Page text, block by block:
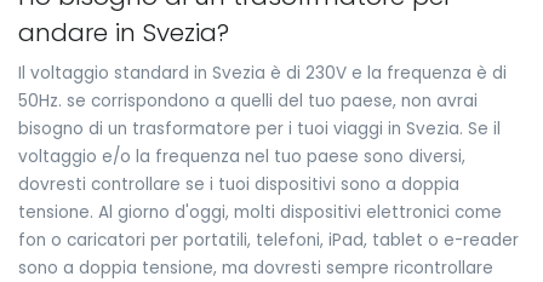
andare in Svezia?
Il voltaggio standard in Svezia è di 230V e la frequenza è di
50Hz. se corrispondono a quelli del tuo paese, non avrai
bisogno di un trasformatore per i tuoi viaggi in Svezia. Se il
voltaggio e/o la frequenza nel tuo paese sono diversi,
dovresti controllare se i tuoi dispositivi sono a doppia
tensione. Al giorno d'oggi, molti dispositivi elettronici come
fon o caricatori per portatili, telefoni, iPad, tablet o e-reader
sono a doppia tensione, ma dovresti sempre ricontrollare